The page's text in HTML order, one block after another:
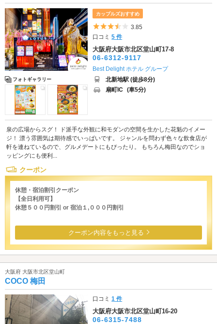
フォトギャラリー
カップルズおすすめ
5つ星のうち3.5
3.85
口コミ5 件
大阪府大阪市北区堂山町17-8
06-6312-9117
Best Delight ホテル グループ
北新地駅 (徒歩8分)
扇町IC (車5分)
泉の広場からスグ！ ド派手な外観に和モダンの空間を生かした花魁のイメー
ジ！ 漂う雰囲気は期待感でいっぱいです。 ジャンルを問わず色々な飲食店が
軒を連ねているので、グルメデートにもぴったり。 もちろん梅田なのでショ
ッピングにも便利...
クーポン
休憩・宿泊割引クーポン
【全日利用可】
休憩５００円割引 or 宿泊１,０００円割引
クーポン内容をもっと見る
大阪府 大阪市北区堂山町
COCO 梅田
口コミ1 件
大阪府大阪市北区堂山町16-20
06-6315-7488